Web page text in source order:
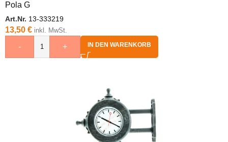
Pola G
Art.Nr. 13-333219
13,50 € inkl. MwSt.
- + IN DEN WARENKORB